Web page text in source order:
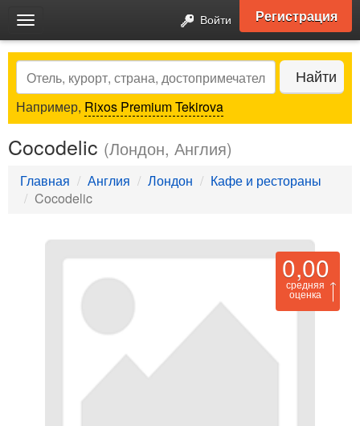
Toggle
navigation
Войти Регистрация
Search Найти
Например, Rixos Premium Tekirova
Cocodelic (Лондон, Англия)
Главная Англия Лондон
Кафе и рестораны
Cocodelic
0,00
средняя
оценка